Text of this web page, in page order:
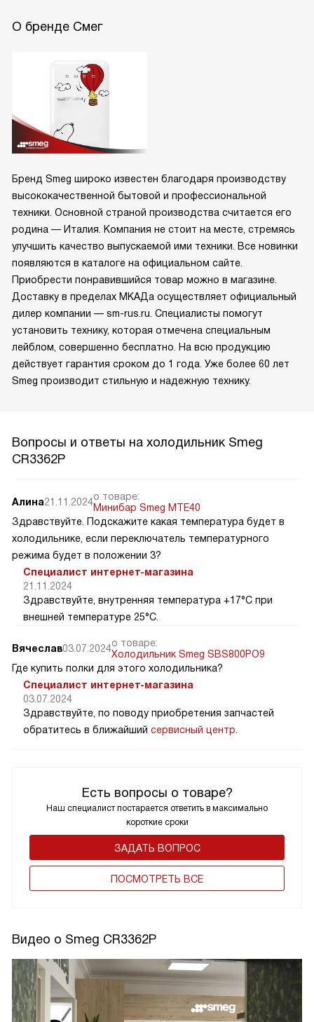
О бренде Смег
Бренд Smeg широко известен благодаря производству
высококачественной бытовой и профессиональной
техники. Основной страной производства считается его
родина — Италия. Компания не стоит на месте, стремясь
улучшить качество выпускаемой ими техники. Все новинки
появляются в каталоге на официальном сайте.
Приобрести понравившийся товар можно в магазине.
Доставку в пределах МКАДа осуществляет официальный
дилер компании — sm-rus.ru. Специалисты помогут
установить технику, которая отмечена специальным
лейблом, совершенно бесплатно. На всю продукцию
действует гарантия сроком до 1 года. Уже более 60 лет
Smeg производит стильную и надежную технику.
Вопросы и ответы на холодильник Smeg
CR3362P
Есть вопросы о товаре?
Наш специалист постарается ответить в максимально
короткие сроки
ЗАДАТЬ ВОПРОС
ПОCМОТРЕТЬ ВСЕ
Алина21.11.2024о товаре:
Минибар Smeg MTE40
Здравствуйте. Подскажите какая температура будет в
холодильнике, если переключатель температурного
режима будет в положении 3?
Специалист интернет-магазина
21.11.2024
Здравствуйте, внутренняя температура +17°C при
внешней температуре 25°C.
Вячеслав03.07.2024о товаре:
Холодильник Smeg SBS800PO9
Где купить полки для этого холодильника?
Специалист интернет-магазина
03.07.2024
Здравствуйте, по поводу приобретения запчастей
обратитесь в ближайший сервисный центр
Видео о Smeg CR3362P